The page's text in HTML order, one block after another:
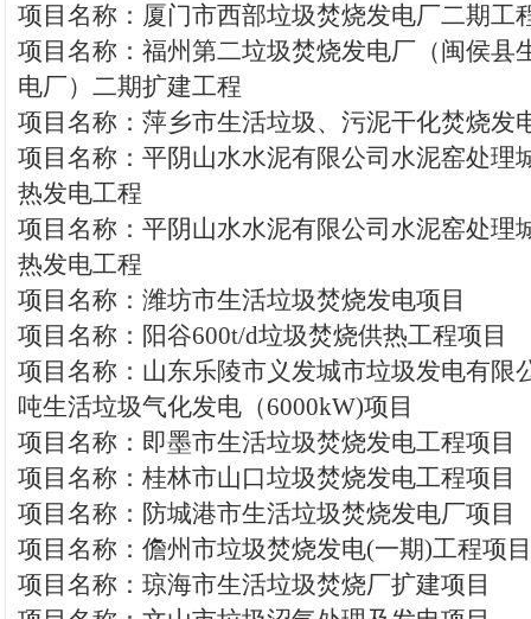
项目名称：厦门市西部垃圾焚烧发电厂二期工
项目名称：福州第二垃圾焚烧发电厂（闽侯县
电厂）二期扩建工程
项目名称：萍乡市生活垃圾、污泥干化焚烧发
项目名称：平阴山水水泥有限公司水泥窑处理
热发电工程
项目名称：平阴山水水泥有限公司水泥窑处理
热发电工程
项目名称：潍坊市生活垃圾焚烧发电项目
项目名称：阳谷600t/d垃圾焚烧供热工程项目
项目名称：山东乐陵市义发城市垃圾发电有限
吨生活垃圾气化发电（6000kW)项目
项目名称：即墨市生活垃圾焚烧发电工程项目
项目名称：桂林市山口垃圾焚烧发电工程项目
项目名称：防城港市生活垃圾焚烧发电厂项目
项目名称：儋州市垃圾焚烧发电(一期)工程项目
项目名称：琼海市生活垃圾焚烧厂扩建项目